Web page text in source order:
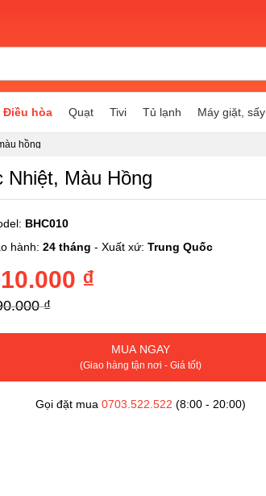
Điều hòa Quạt Tivi Tủ lạnh Máy giặt, sấy
hồng
Nhiệt, Màu Hồng
BHC010
hành: 24 tháng - Xuất xứ: Trung Quốc
₫
₫
MUA NGAY
(Giao hàng tận nơi - Giá tốt)
Gọi đặt mua 0703.522.522 (8:00 - 20:00)